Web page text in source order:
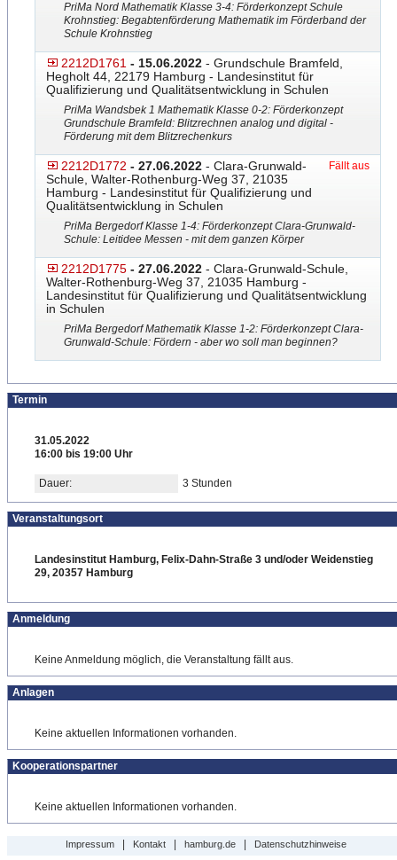
PriMa Nord Mathematik Klasse 3-4: Förderkonzept Schule
Krohnstieg: Begabtenförder​ung Mathematik im Förderband der
Schule Krohnstieg
2212D1761 - 15.06.2022 - Grundschule Bramfeld,
Hegholt 44, 22179 Hamburg - Landesinstitut für
Qualifizierung und Qualitätsentwicklung in Schulen
PriMa Wandsbek 1 Mathematik Klasse 0-2: Förderkonzept
Grundschule Bramfeld: Blitzrechnen analog und digital -
Förderung mit dem Blitzrechenkurs
2212D1772 - 27.06.2022 - Clara-Grunwald-
Schule, Walter-Rothenburg-Weg 37, 21035
Hamburg - Landesinstitut für Qualifizierung und
Qualitätsentwicklung in Schulen
Fällt aus
PriMa Bergedorf Klasse 1-4: Förderkonzept Clara-Grunwald-
Schule: Lei​tidee Messen - mit dem ganzen Körper
2212D1775 - 27.06.2022 - Clara-Grunwald-Schule,
Walter-Rothenburg-Weg 37, 21035 Hamburg -
Landesinstitut für Qualifizierung und Qualitätsentwicklung
in Schulen
PriMa Bergedorf Mathematik Klasse 1-2: Förderkonzept Clara-
Grunwald-Schule: För​dern - aber wo soll man beginnen?
Termin
31.05.2022
16:00 bis 19:00 Uhr
Dauer: 3 Stunden
Veranstaltungsort
Landesinstitut Hamburg, Felix-Dahn-Straße 3 und/oder Weidenstieg
29, 20357 Hamburg
Anmeldung
Keine Anmeldung möglich, die Veranstaltung fällt aus.
Anlagen
Keine aktuellen Informationen vorhanden.
Kooperationspartner
Keine aktuellen Informationen vorhanden.
Impressum| Kontakt| hamburg.de| Datenschutzhinweise